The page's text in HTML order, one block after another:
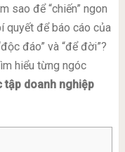
sao để “chiến” ngon
quyết để báo cáo của
đáo” và “để đời”?
hiểu từng ngóc
doanh nghiệp